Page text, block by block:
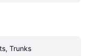
Trunks